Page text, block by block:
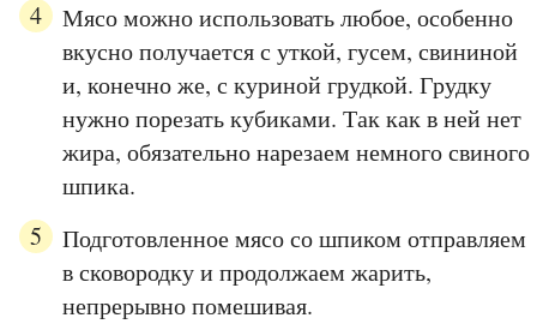
Мясо можно использовать любое, особенно
вкусно получается с уткой, гусем, свининой
и, конечно же, с куриной грудкой. Грудку
нужно порезать кубиками. Так как в ней нет
жира, обязательно нарезаем немного свиного
шпика.
Подготовленное мясо со шпиком отправляем
в сковородку и продолжаем жарить,
непрерывно помешивая.